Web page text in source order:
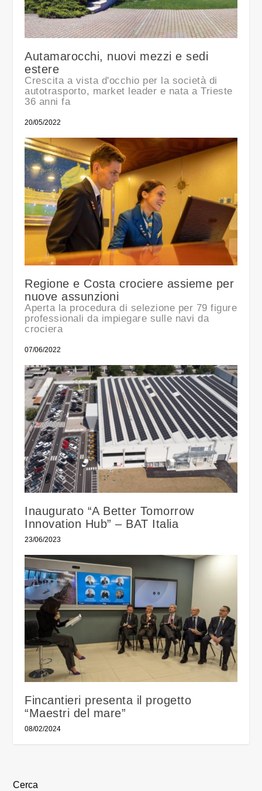
Autamarocchi, nuovi mezzi e sedi
estere
Crescita a vista d'occhio per la società di
autotrasporto, market leader e nata a Trieste
36 anni fa
20/05/2022
Regione e Costa crociere assieme per
nuove assunzioni
Aperta la procedura di selezione per 79 figure
professionali da impiegare sulle navi da
crociera
07/06/2022
Inaugurato “A Better Tomorrow
Innovation Hub” – BAT Italia
23/06/2023
Fincantieri presenta il progetto
“Maestri del mare”
08/02/2024
Cerca